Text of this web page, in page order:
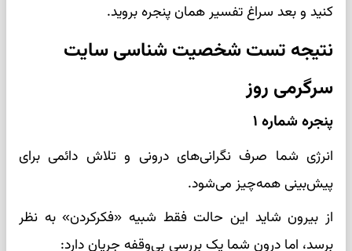
کنید و بعد سراغ تفسیر همان پنجره بروید.
نتیجه تست شخصیت شناسی سایت
سرگرمی روز
پنجره شماره ۱
انرژی شما صرف نگرانی‌های درونی و تلاش دائمی برای
پیش‌بینی همه‌چیز می‌شود.
از بیرون شاید این حالت فقط شبیه «فکرکردن» به نظر
برسد، اما درون شما یک بررسی بی‌وقفه جریان دارد: